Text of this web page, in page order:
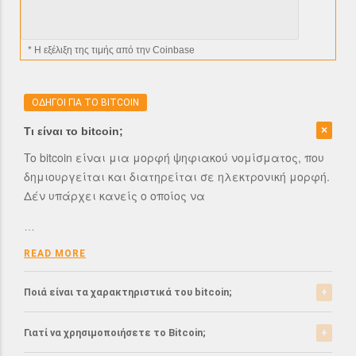
* H εξέλιξη της τιμής από την Coinbase
ΟΔΗΓΟΙ ΓΙΑ ΤΟ BITCOIN
Τι είναι το bitcoin;
To bitcoin είναι μια μορφή ψηφιακού νομίσματος, που
δημιουργείται και διατηρείται σε ηλεκτρονική μορφή.
Δέν υπάρχει κανείς ο οποίος να
READ MORE
Ποιά είναι τα χαρακτηριστικά του bitcoin;
Το bitcoin έχει αρκετά σημαντικά χαρακτηριστικά που
το ξεχωρίζουν από τα ελεγχόμενα-από-κυβερνήσεις
Γιατί να χρησιμοποιήσετε το Bitcoin;